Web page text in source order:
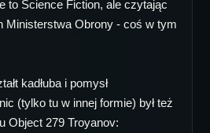
to Science Fiction, ale czytając
Ministerstwa Obrony - coś w tym
kadłuba i pomysł
(tylko tu w innej formie) był też
Object 279 Troyanov: